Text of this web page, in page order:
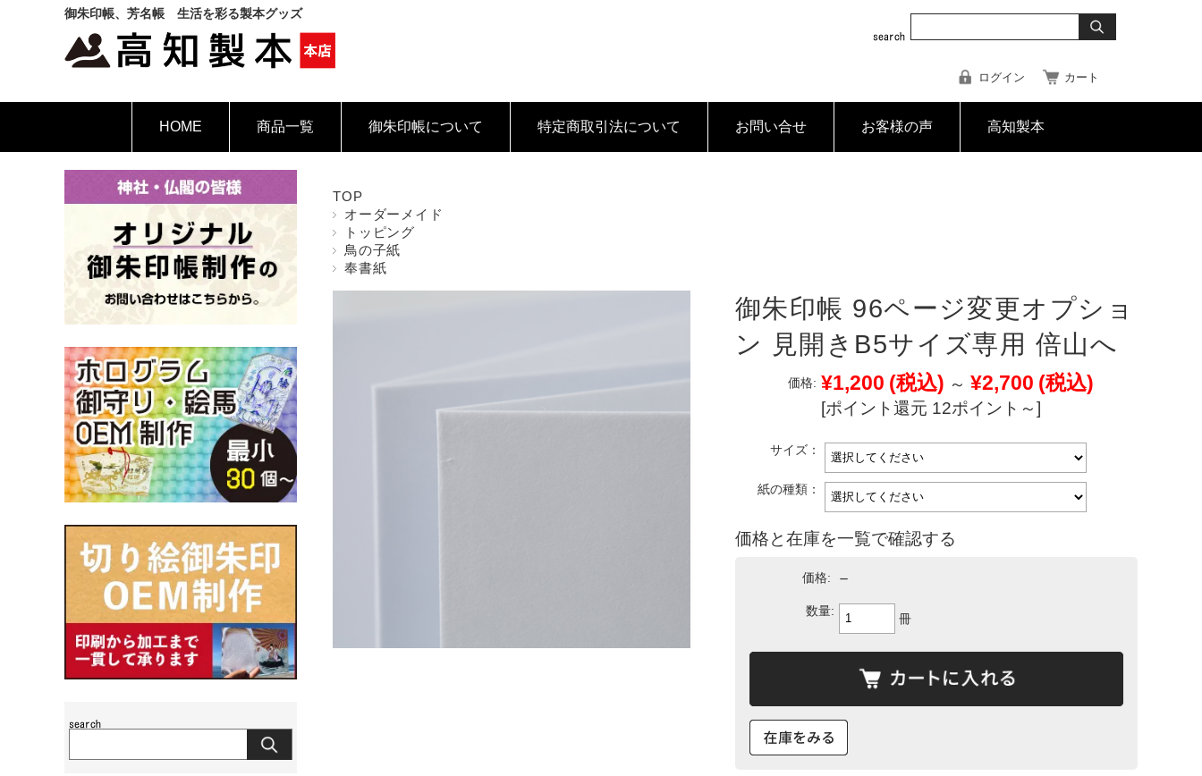
御朱印帳、芳名帳 生活を彩る製本グッズ
ログイン カート
HOME 商品一覧 御朱印帳について 特定商取引法について お問い合せ お客様の声 高知製本
TOP
オーダーメイド
トッピング
鳥の子紙
奉書紙
御朱印帳 96ページ変更オプショ
ン 見開きB5サイズ専用 倍山へ
価格: ¥1,200 (税込) ～ ¥2,700 (税込)
[ポイント還元 12ポイント～]
サイズ：
紙の種類：
価格と在庫を一覧で確認する
価格: －
数量:
冊